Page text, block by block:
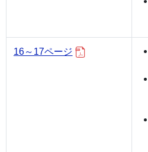
16～17ページ